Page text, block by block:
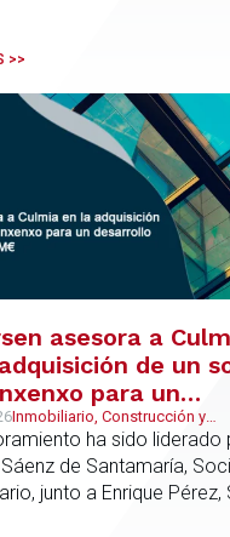
y otros mercados
>>
asesora a
de un
para un
residencial de
Inmobiliario, Construcción y
Urbanismoha sido liderado
Sáenz de Santamaría,
junto a Enrique Pérez,